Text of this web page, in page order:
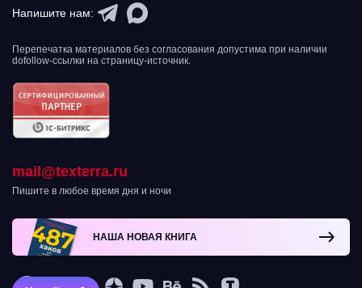
Напишите нам:
Перепечатка материалов без согласования допустима при наличии
dofollow-ссылки на страницу-источник.
mail@texterra.ru
Пишите в любое время дня и ночи
НАША НОВАЯ КНИГА